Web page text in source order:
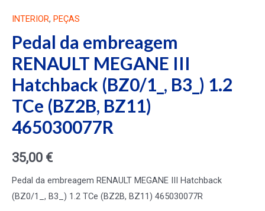
INTERIOR, PEÇAS
Pedal da embreagem
RENAULT MEGANE III
Hatchback (BZ0/1_, B3_) 1.2
TCe (BZ2B, BZ11)
465030077R
35,00 €
Pedal da embreagem RENAULT MEGANE III Hatchback
(BZ0/1_, B3_) 1.2 TCe (BZ2B, BZ11) 465030077R